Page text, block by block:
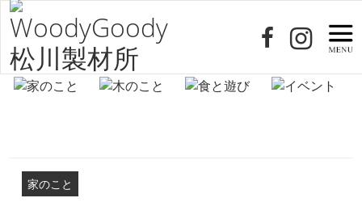
家のこと